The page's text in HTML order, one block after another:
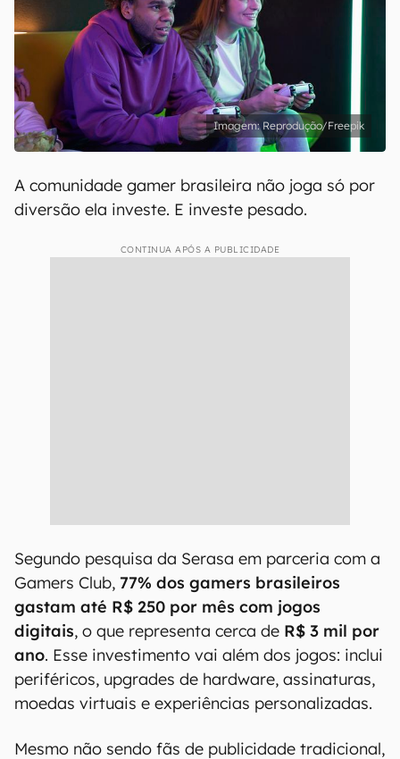
Reprodução/Freepik
A comunidade gamer brasileira não joga só por
diversão ela investe. E investe pesado.
CONTINUA APÓS A PUBLICIDADE
Segundo pesquisa da Serasa em parceria com a
Gamers Club, 77% dos gamers brasileiros
gastam até R$ 250 por mês com jogos
digitais, o que representa cerca de R$ 3 mil por
ano. Esse investimento vai além dos jogos: inclui
periféricos, upgrades de hardware, assinaturas,
moedas virtuais e experiências personalizadas.
Mesmo não sendo fãs de publicidade tradicional,